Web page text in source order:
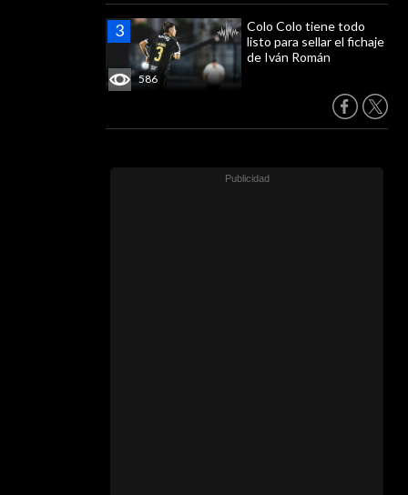
586
Colo Colo tiene todo
listo para sellar el fichaje
de Iván Román